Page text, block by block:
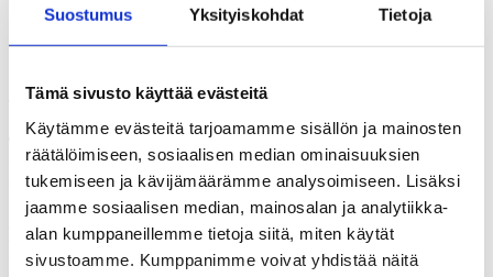
Suostumus Yksityiskohdat Tietoja
Tämä sivusto käyttää evästeitä
Käytämme evästeitä tarjoamamme sisällön ja mainosten
räätälöimiseen, sosiaalisen median ominaisuuksien
tukemiseen ja kävijämäärämme analysoimiseen. Lisäksi
jaamme sosiaalisen median, mainosalan ja analytiikka-
alan kumppaneillemme tietoja siitä, miten käytät
sivustoamme. Kumppanimme voivat yhdistää näitä
kotikunnan terveyspalveluihin sekä Postiin. Maaseutumaisissa
kunnissa ollaan jonkin verran keskivertoa tyytymättömämpiä
useimpiin arkisiin palveluihin. Pääkaupunkiseudulla pidetään Alkon
Tutkimusosion kokonaisuudessaan pääset lukemaan
Tutkimuksen toteutus.
KAKS – Kunnallisalan kehittämissäätiön
tutkimuksen toteutti Kantar TNS Oy. Tutkimusaineisto on koottu
Gallup Kanavalla 1.–5.10.2022. Haastatteluja tehtiin yhteensä
1.010. Vastaajat edustavat maamme 18–79 vuotta täyttänyttä väestöä
Ahvenanmaata lukuun ottamatta. Tutkimuksen tulosten
virhemarginaali on koko aineiston tasolla suurimmillaan vajaat
kolme prosenttiyksikköä suuntaansa.